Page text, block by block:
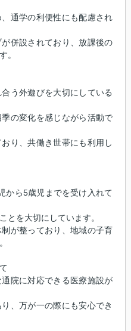
通学の利便性にも配慮され
併設されており、放課後の
。
う外遊びを大切にしている
の変化を感じながら活動で
り、共働き世帯にも利用し
から5歳児までを受け入れて
とを大切にしています。
が整っており、地域の子育
院に対応できる医療施設が
、万が一の際にも安心でき